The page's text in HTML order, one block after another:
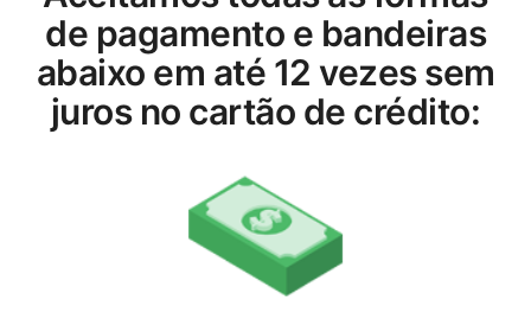
de pagamento e bandeiras
abaixo em até 12 vezes sem
juros no cartão de crédito: